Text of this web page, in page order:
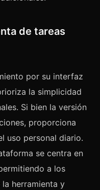
de tareas
por su interfaz
la simplicidad
Si bien la versión
proporciona
uso personal diario.
se centra en
a los
herramienta y